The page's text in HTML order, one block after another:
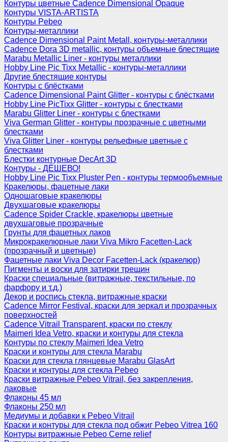
Контуры цветные Cadence Dimensional Opaque
Контуры VISTA-ARTISTA
Контуры Pebeo
Контуры-металлики
Cadence Dimensional Paint Metall, контуры-металлики
Cadence Dora 3D metallic, контуры объемные блестящие
Marabu Metallic Liner - контуры металлики
Hobby Line Pic Tixx Metallic - контуры-металлики
Другие блестящие контуры
Контуры с блёстками
Cadence Dimensional Paint Glitter - контуры с блёстками
Hobby Line PicTixx Glitter - контуры с блестками
Marabu Glitter Liner - контуры с блестками
Viva German Glitter - контуры прозрачные с цветными
блестками
Viva Glitter Liner - контуры рельефные цветные с
блестками
Блестки контурные DecArt 3D
Контуры - ДЁШЕВО!
Hobby Line Pic Tixx Pluster Pen - контуры термообъемные
Кракелюры, фацетные лаки
Одношаговые кракелюры
Двухшаговые кракелюры
Cadence Spider Crackle, кракелюры цветные
двухшаговые прозрачные
Грунты для фацетных лаков
Микрокракелюрные лаки Viva Mikro Facetten-Lack
(прозрачный и цветные)
Фацетные лаки Viva Decor Facetten-Lack (кракелюр)
Пигменты и воски для затирки трещин
Краски специальные (витражные, текстильные, по
фарфору и т.д.)
Декор и роспись стекла, витражные краски
Cadence Mirror Festival, краски для зеркал и прозрачных
поверхностей
Cadence Vitrail Transparent, краски по стеклу
Maimeri Idea Vetro, краски и контуры для стекла
Контуры по стеклу Maimeri Idea Vetro
Краски и контуры для стекла Marabu
Краски для стекла глянцевые Marabu GlasArt
Краски и контуры для стекла Pebeo
Краски витражные Pebeo Vitrail, без закрепления,
лаковые
Флаконы 45 мл
Флаконы 250 мл
Медиумы и добавки к Pebeo Vitrail
Краски и контуры для стекла под обжиг Pebeo Vitrea 160
Контуры витражные Pebeo Cerne relief